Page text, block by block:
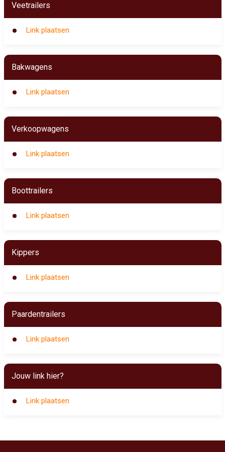
Veetrailers
Link plaatsen
Bakwagens
Link plaatsen
Verkoopwagens
Link plaatsen
Boottrailers
Link plaatsen
Kippers
Link plaatsen
Paardentrailers
Link plaatsen
Jouw link hier?
Link plaatsen